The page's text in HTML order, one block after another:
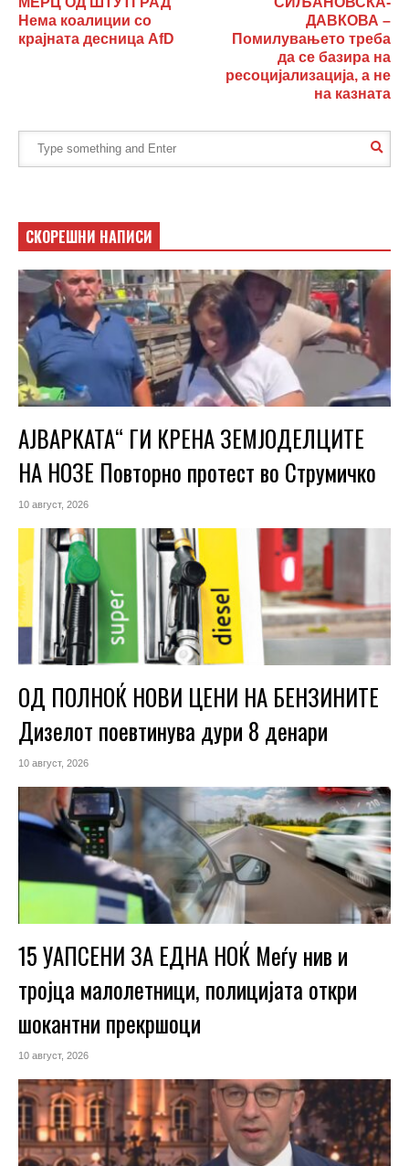
Нема коалиции со
крајната десница AfD
ДАВКОВА –
Помилувањето треба
да се базира на
ресоцијализација, а не
на казната
СКОРЕШНИ НАПИСИ
АЈВАРКАТА“ ГИ КРЕНА ЗЕМЈОДЕЛЦИТЕ
НА НОЗЕ Повторно протест во Струмичко
10 август, 2026
ОД ПОЛНОЌ НОВИ ЦЕНИ НА БЕНЗИНИТЕ
Дизелот поевтинува дури 8 денари
10 август, 2026
15 УАПСЕНИ ЗА ЕДНА НОЌ Меѓу нив и
тројца малолетници, полицијата откри
шокантни прекршоци
10 август, 2026